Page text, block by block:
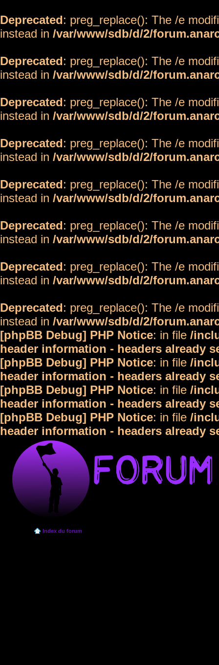
Deprecated: preg_replace(): The /e
instead in /var/www/sdb/d/2/
Deprecated: preg_replace(): The /e
instead in /var/www/sdb/d/2/
Deprecated: preg_replace(): The /e
instead in /var/www/sdb/d/2/
Deprecated: preg_replace(): The /e
instead in /var/www/sdb/d/2/
Deprecated: preg_replace(): The /e
instead in /var/www/sdb/d/2/
Deprecated: preg_replace(): The /e
instead in /var/www/sdb/d/2/
Deprecated: preg_replace(): The /e
instead in /var/www/sdb/d/2/
Deprecated: preg_replace(): The /e
instead in /var/www/sdb/d/2/
[phpBB Debug] PHP Notice: in file /
header information - headers already
[phpBB Debug] PHP Notice: in file /
header information - headers already
[phpBB Debug] PHP Notice: in file /
header information - headers already
[phpBB Debug] PHP Notice: in file /
header information - headers already
Index du forum